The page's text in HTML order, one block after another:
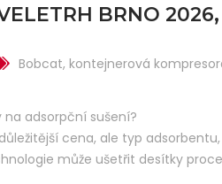
BRNO
Bobcat, kontejnerová
na adsorpční sušení?
cena, ale typ
může ušetřit desítky